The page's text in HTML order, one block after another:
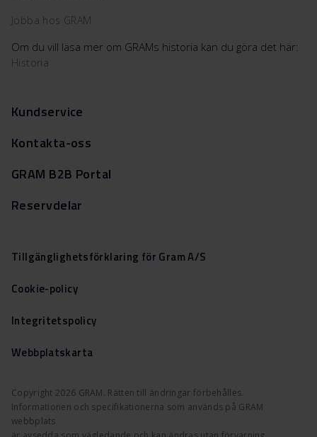
Jobba hos GRAM
Om du vill läsa mer om GRAMs historia kan du göra det här:
Historia
Kundservice
Kontakta-oss
GRAM B2B Portal
Reservdelar
Copyright 2026 GRAM. Rätten till ändringar förbehålles.
Informationen och specifikationerna som används på GRAM
webbplats
Tillgänglighetsförklaring för Gram A/S
Cookie-policy
Integritetspolicy
Webbplatskarta